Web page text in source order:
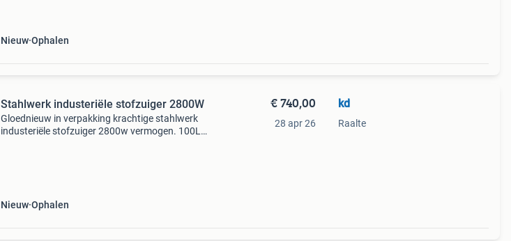
Nieuw Ophalen
Stahlwerk industeriële stofzuiger 2800W
Gloednieuw in verpakking krachtige stahlwerk
industeriële stofzuiger 2800w vermogen. 100L
Nieuw Ophalen
€ 740,00
28 apr 26
kd
Raalte